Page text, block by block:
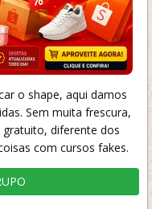
o shape, aqui damos
Sem muita frescura,
diferente dos
com cursos fakes.